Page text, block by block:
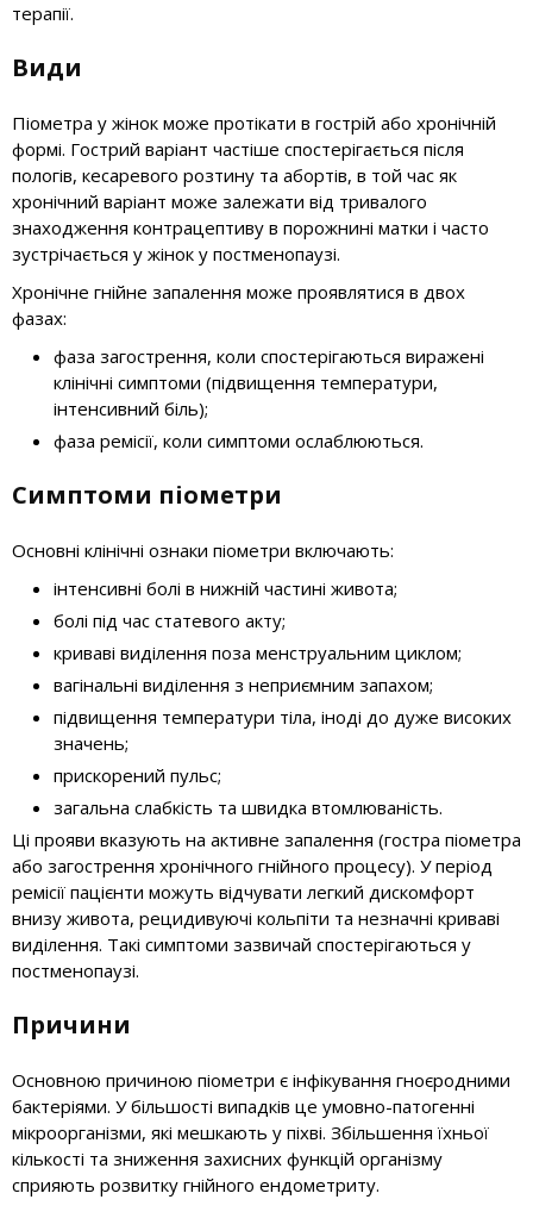
терапії.
Види
Піометра у жінок може протікати в гострій або хронічній
формі. Гострий варіант частіше спостерігається після
пологів, кесаревого розтину та абортів, в той час як
хронічний варіант може залежати від тривалого
знаходження контрацептиву в порожнині матки і часто
зустрічається у жінок у постменопаузі.
Хронічне гнійне запалення може проявлятися в двох
фазах:
фаза загострення, коли спостерігаються виражені
клінічні симптоми (підвищення температури,
інтенсивний біль);
фаза ремісії, коли симптоми ослаблюються.
Симптоми піометри
Основні клінічні ознаки піометри включають:
інтенсивні болі в нижній частині живота;
болі під час статевого акту;
криваві виділення поза менструальним циклом;
вагінальні виділення з неприємним запахом;
підвищення температури тіла, іноді до дуже високих
значень;
прискорений пульс;
загальна слабкість та швидка втомлюваність.
Ці прояви вказують на активне запалення (гостра піометра
або загострення хронічного гнійного процесу). У період
ремісії пацієнти можуть відчувати легкий дискомфорт
внизу живота, рецидивуючі кольпіти та незначні криваві
виділення. Такі симптоми зазвичай спостерігаються у
постменопаузі.
Причини
Основною причиною піометри є інфікування гноєродними
бактеріями. У більшості випадків це умовно-патогенні
мікроорганізми, які мешкають у піхві. Збільшення їхньої
кількості та зниження захисних функцій організму
сприяють розвитку гнійного ендометриту.